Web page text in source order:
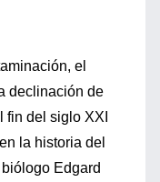
el
declinación de
fin del siglo XXI
la historia del
Edgard